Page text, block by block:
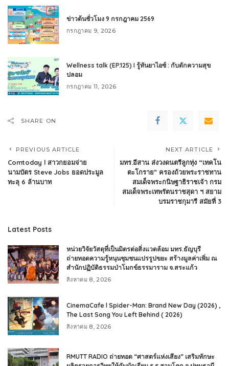
ข่าวต้นชั่วโมง 9 กรกฎาคม 2569
กรกฎาคม 9, 2026
Wellness talk (EP.125) I รู้ทันยาไอซ์ : กับดักความสุข
ปลอม
กรกฎาคม 11, 2026
SHARE ON
PREVIOUS ARTICLE
Comtoday l สาวกยอมจ่าย
นามบัตร Steve Jobs ยอดประมูล
ทะลุ 6 ล้านบาท
NEXT ARTICLE
มทร.อีสาน ส่งวงดนตรีลูกทุ่ง “เทคโน
ตะโกราย” ครองถ้วยพระราชทาน
สมเด็จพระกนิษฐาธิราชเจ้า กรม
สมเด็จพระเทพรัตนราชสุดา ฯ สยาม
บรมราชกุมารี สมัยที่ 3
Latest Posts
หน่วยวิจัยวัสดุที่เป็นมิตรต่อสิ่งแวดล้อม มทร.ธัญบุรี
ถ่ายทอดความรู้หนุนชุมชนแปรรูปขยะ สร้างมูลค่าเพิ่ม ณ
สำนักปฏิบัติธรรมป่าโมกข์ธรรมาราม จ.สระแก้ว
สิงหาคม 8, 2026
CinemaCafe l Spider-Man: Brand New Day (2026) ,
The Last Song You Left Behind ( 2026)
สิงหาคม 8, 2026
RMUTT RADIO ถ่ายทอด “ศาสตร์แห่งเสียง” เสริมทักษะ